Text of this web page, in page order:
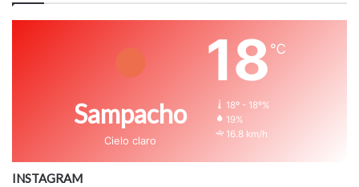
Sampacho
Cielo claro
18 ℃
18º - 18º%
19%
16.8 km/h
INSTAGRAM